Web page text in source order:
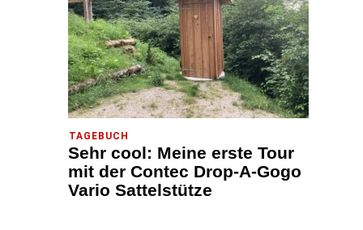
TAGEBUCH
Sehr cool: Meine erste Tour
mit der Contec Drop-A-Gogo
Vario Sattelstütze